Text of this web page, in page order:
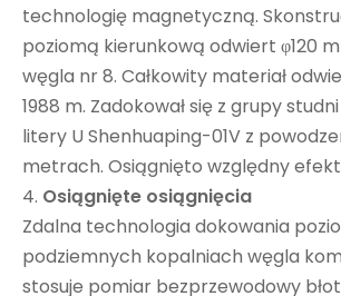
technologię magnetyczną.
poziomą kierunkową odwiert φ120
węgla nr 8. Całkowity materiał
1988 m. Zadokował się z grupy
litery U Shenhuaping-01V z
metrach. Osiągnięto względny
4. Osiągnięte osiągnięcia
Zdalna technologia dokowania
podziemnych kopalniach węgla
stosuje pomiar bezprzewodowy